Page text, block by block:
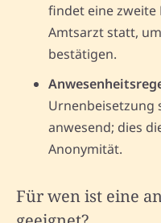
findet eine zweite
Amtsarzt statt,
bestätigen.
Urnenbeisetzung
anwesend; dies
Anonymität.
Für wen ist eine